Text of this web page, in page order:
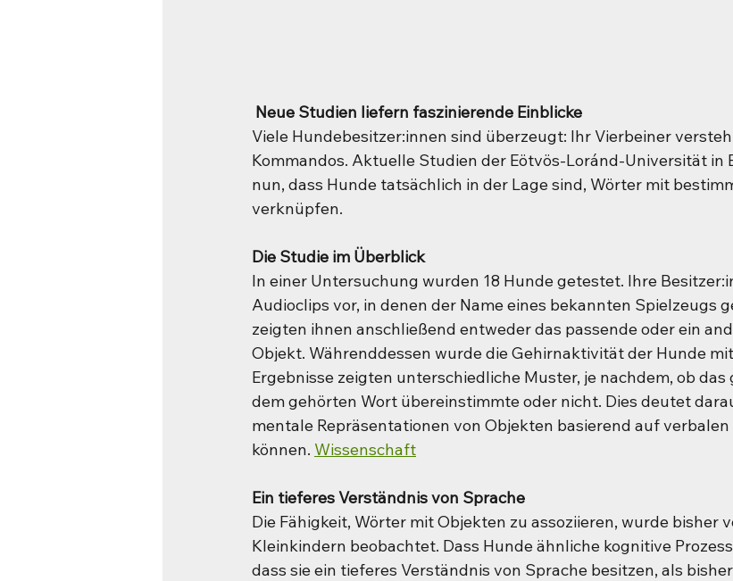
Neue Studien liefern faszinierende Einblicke
Viele Hundebesitzer:innen sind überzeugt: Ihr Vierbeiner
Kommandos. Aktuelle Studien der Eötvös-Loránd-Universität in
nun, dass Hunde tatsächlich in der Lage sind, Wörter mit
verknüpfen.
Die Studie im Überblick
In einer Untersuchung wurden 18 Hunde getestet. Ihre
Audioclips vor, in denen der Name eines bekannten Spielzeugs
zeigten ihnen anschließend entweder das passende oder ein
Objekt. Währenddessen wurde die Gehirnaktivität der Hunde
Ergebnisse zeigten unterschiedliche Muster, je nachdem, ob
dem gehörten Wort übereinstimmte oder nicht. Dies deutet
mentale Repräsentationen von Objekten basierend auf
können. Wissenschaft
Ein tieferes Verständnis von Sprache
Die Fähigkeit, Wörter mit Objekten zu assoziieren, wurde bisher
Kleinkindern beobachtet. Dass Hunde ähnliche kognitive
dass sie ein tieferes Verständnis von Sprache besitzen, als